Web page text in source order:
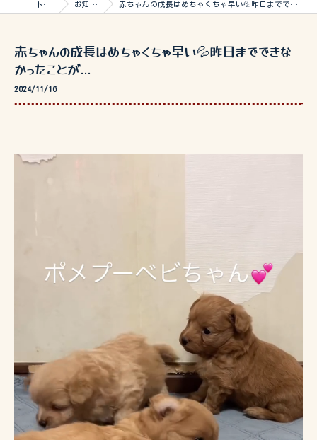
トップ お知らせ 赤ちゃんの成長はめちゃくちゃ早い💦昨日までできなかったことが...
赤ちゃんの成長はめちゃくちゃ早い💦昨日までできな
かったことが...
2024/11/16